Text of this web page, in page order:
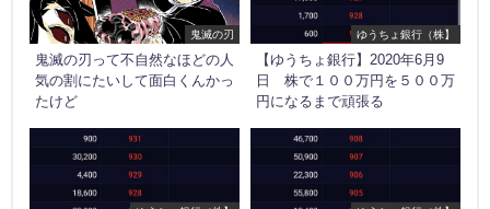
鬼滅の刃
鬼滅の刃って不自然なほどの人
気の割にたいして面白くんかっ
たけど
ゆうちょ銀行（株】
【ゆうちょ銀行】2020年6月9
日 株で１００万円を５００万
円になるまで頑張る